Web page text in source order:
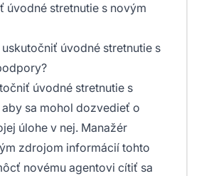
úvodné stretnutie s novým
úvodné stretnutie s
úvodné stretnutie s
sa mohol dozvedieť o
úlohe v nej. Manažér
zdrojom informácií tohto
novému agentovi cítiť sa